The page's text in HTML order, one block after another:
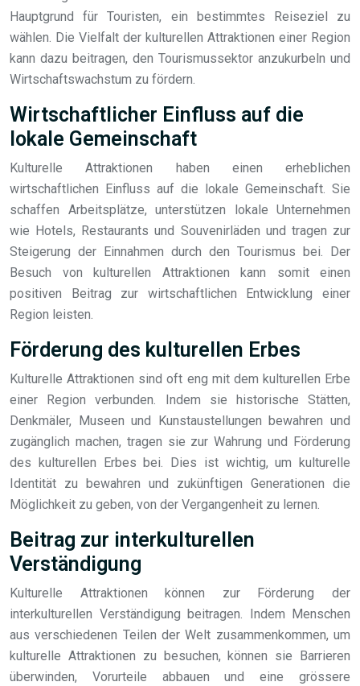
Hauptgrund für Touristen, ein bestimmtes Reiseziel zu
wählen. Die Vielfalt der kulturellen Attraktionen einer Region
kann dazu beitragen, den Tourismussektor anzukurbeln und
Wirtschaftswachstum zu fördern.
Wirtschaftlicher Einfluss auf die
lokale Gemeinschaft
Kulturelle Attraktionen haben einen erheblichen
wirtschaftlichen Einfluss auf die lokale Gemeinschaft. Sie
schaffen Arbeitsplätze, unterstützen lokale Unternehmen
wie Hotels, Restaurants und Souvenirläden und tragen zur
Steigerung der Einnahmen durch den Tourismus bei. Der
Besuch von kulturellen Attraktionen kann somit einen
positiven Beitrag zur wirtschaftlichen Entwicklung einer
Region leisten.
Förderung des kulturellen Erbes
Kulturelle Attraktionen sind oft eng mit dem kulturellen Erbe
einer Region verbunden. Indem sie historische Stätten,
Denkmäler, Museen und Kunstaustellungen bewahren und
zugänglich machen, tragen sie zur Wahrung und Förderung
des kulturellen Erbes bei. Dies ist wichtig, um kulturelle
Identität zu bewahren und zukünftigen Generationen die
Möglichkeit zu geben, von der Vergangenheit zu lernen.
Beitrag zur interkulturellen
Verständigung
Kulturelle Attraktionen können zur Förderung der
interkulturellen Verständigung beitragen. Indem Menschen
aus verschiedenen Teilen der Welt zusammenkommen, um
kulturelle Attraktionen zu besuchen, können sie Barrieren
überwinden, Vorurteile abbauen und eine grössere